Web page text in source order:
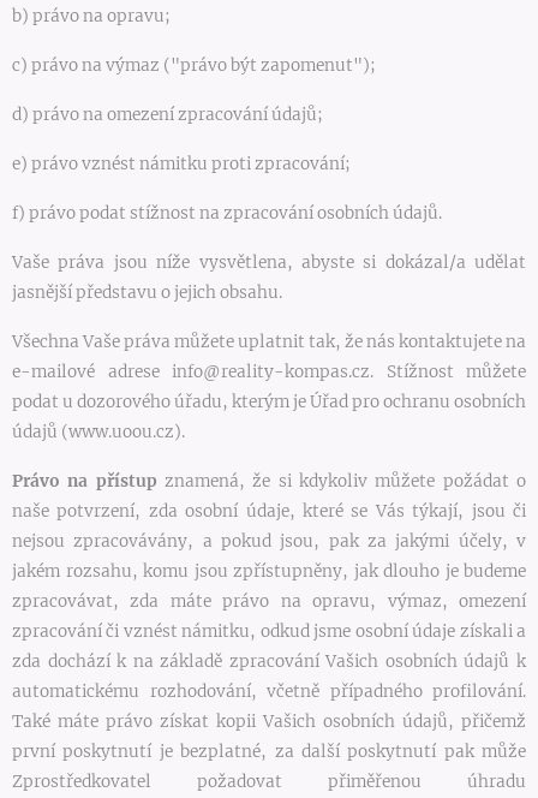
b) právo na opravu;
c) právo na výmaz ("právo být zapomenut");
d) právo na omezení zpracování údajů;
e) právo vznést námitku proti zpracování;
f) právo podat stížnost na zpracování osobních údajů.
Vaše práva jsou níže vysvětlena, abyste si dokázal/a udělat
jasnější představu o jejich obsahu.
Všechna Vaše práva můžete uplatnit tak, že nás kontaktujete na
e-mailové adrese info@reality-kompas.cz. Stížnost můžete
podat u dozorového úřadu, kterým je Úřad pro ochranu osobních
údajů (www.uoou.cz).
Právo na přístup znamená, že si kdykoliv můžete požádat o
naše potvrzení, zda osobní údaje, které se Vás týkají, jsou či
nejsou zpracovávány, a pokud jsou, pak za jakými účely, v
jakém rozsahu, komu jsou zpřístupněny, jak dlouho je budeme
zpracovávat, zda máte právo na opravu, výmaz, omezení
zpracování či vznést námitku, odkud jsme osobní údaje získali a
zda dochází k na základě zpracování Vašich osobních údajů k
automatickému rozhodování, včetně případného profilování.
Také máte právo získat kopii Vašich osobních údajů, přičemž
první poskytnutí je bezplatné, za další poskytnutí pak může
Zprostředkovatel požadovat přiměřenou úhradu